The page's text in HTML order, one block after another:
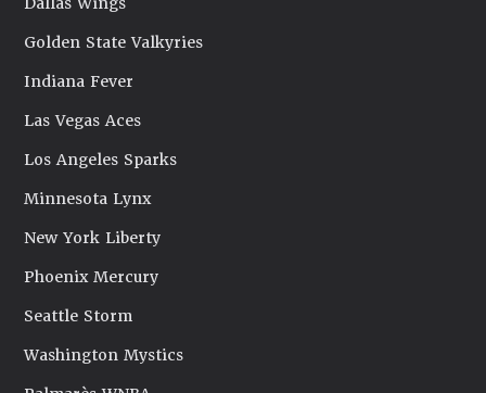
Golden State Valkyries
Indiana Fever
Las Vegas Aces
Los Angeles Sparks
Minnesota Lynx
New York Liberty
Phoenix Mercury
Seattle Storm
Washington Mystics